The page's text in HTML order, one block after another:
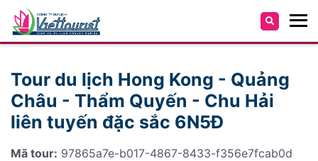
Tour du lịch Hong Kong - Quảng
Châu - Thẩm Quyến - Chu Hải
liên tuyến đặc sắc 6N5Đ
Mã tour: 97865a7e-b017-4867-8433-f356e7fcab0d